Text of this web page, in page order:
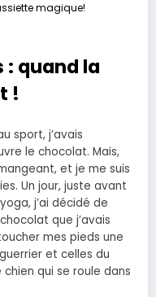
magique!
quand la
!
sport, j’avais
le chocolat. Mais,
et je me suis
Un jour, juste avant
j’ai décidé de
que j’avais
mes pieds une
et celles du
qui se roule dans